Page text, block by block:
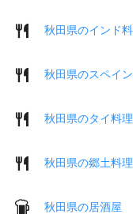
秋田県のインド
秋田県のスペイ
秋田県のタイ料
秋田県の郷土料理
秋田県の居酒屋